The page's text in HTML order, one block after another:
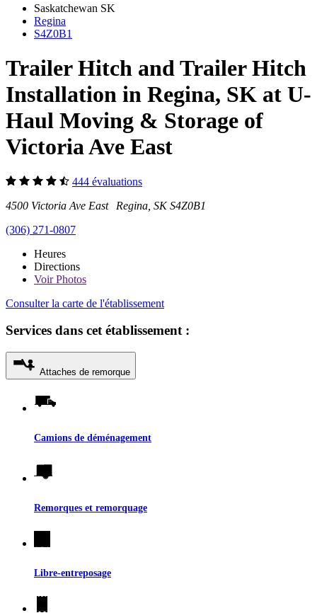
Saskatchewan SK
Regina
S4Z0B1
Trailer Hitch and Trailer Hitch
Installation in Regina, SK at U-
Haul Moving & Storage of
Victoria Ave East
444 évaluations
4500 Victoria Ave East Regina, SK S4Z0B1
(306) 271-0807
Heures
Directions
VoirPhotos
Consulter la carte de l'établissement
Services dans cet établissement :
Attaches de remorque
Camions de déménagement
Remorques et remorquage
Libre-entreposage